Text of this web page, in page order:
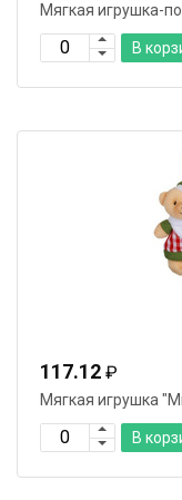
Мягкая игрушка-
В
117.12 ₽
Мягкая игрушка
В